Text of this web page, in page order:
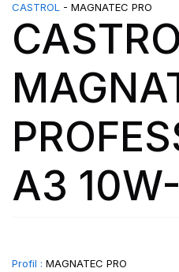
CASTROL - MAGNATEC PRO
A3
Profil : MAGNATEC PRO